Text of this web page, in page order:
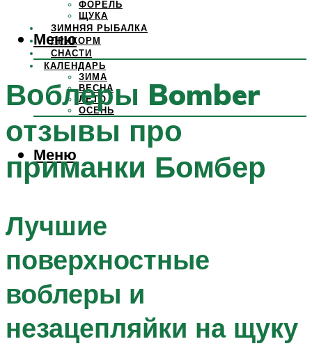
ФОРЕЛЬ
ЩУКА
ЗИМНЯЯ РЫБАЛКА
ПРИКОРМ
СНАСТИ
КАЛЕНДАРЬ
ЗИМА
ВЕСНА
ЛЕТО
ОСЕНЬ
Меню
Меню
Воблеры Bomber
отзывы про
приманки Бомбер
Лучшие
поверхностные
воблеры и
незацепляйки на щуку